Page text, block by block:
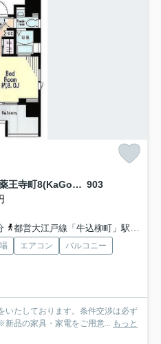
新品家具付きマンション市谷薬王寺町8(KaGood東京) 903
都営大江戸線「牛込柳町」駅 徒歩6分
エアコン
バルコニー
たしております。条件交渉は必ず
品の家具・家電をご用意...
もっと